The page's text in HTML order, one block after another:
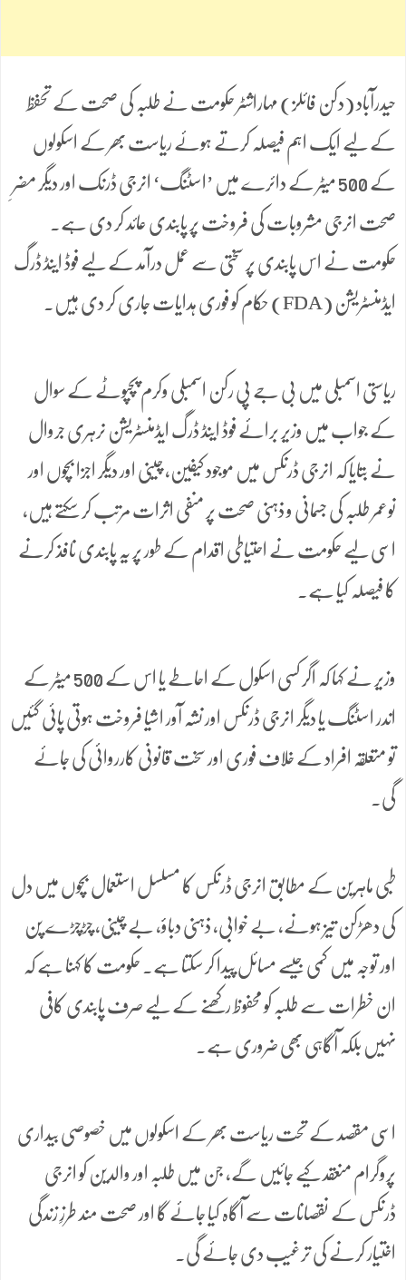
حیدرآباد (دکن فائلز) مہاراشٹر حکومت نے طلبہ کی صحت کے تحفظ
کے لیے ایک اہم فیصلہ کرتے ہوئے ریاست بھر کے اسکولوں
کے 500 میٹر کے دائرے میں ’اسٹنگ‘ انرجی ڈرنک اور دیگر مضرِ
صحت انرجی مشروبات کی فروخت پر پابندی عائد کر دی ہے۔
حکومت نے اس پابندی پر سختی سے عمل درآمد کے لیے فوڈ اینڈ ڈرگ
ایڈمنسٹریشن (FDA) حکام کو فوری ہدایات جاری کر دی ہیں۔
ریاستی اسمبلی میں بی جے پی رکن اسمبلی وکرم پچپوٹے کے سوال
کے جواب میں وزیر برائے فوڈ اینڈ ڈرگ ایڈمنسٹریشن نرہری جروال
نے بتایا کہ انرجی ڈرنکس میں موجود کیفین، چینی اور دیگر اجزا بچوں اور
نوعمر طلبہ کی جسمانی و ذہنی صحت پر منفی اثرات مرتب کر سکتے ہیں،
اسی لیے حکومت نے احتیاطی اقدام کے طور پر یہ پابندی نافذ کرنے
کا فیصلہ کیا ہے۔
وزیر نے کہا کہ اگر کسی اسکول کے احاطے یا اس کے 500 میٹر کے
اندر اسٹنگ یا دیگر انرجی ڈرنکس اور نشہ آور اشیا فروخت ہوتی پائی گئیں
تو متعلقہ افراد کے خلاف فوری اور سخت قانونی کارروائی کی جائے
گی۔
طبی ماہرین کے مطابق انرجی ڈرنکس کا مسلسل استعمال بچوں میں دل
کی دھڑکن تیز ہونے، بے خوابی، ذہنی دباؤ، بے چینی، چڑچڑے پن
اور توجہ میں کمی جیسے مسائل پیدا کر سکتا ہے۔ حکومت کا کہنا ہے کہ
ان خطرات سے طلبہ کو محفوظ رکھنے کے لیے صرف پابندی کافی
نہیں بلکہ آگاہی بھی ضروری ہے۔
اسی مقصد کے تحت ریاست بھر کے اسکولوں میں خصوصی بیداری
پروگرام منعقد کیے جائیں گے، جن میں طلبہ اور والدین کو انرجی
ڈرنکس کے نقصانات سے آگاہ کیا جائے گا اور صحت مند طرزِ زندگی
اختیار کرنے کی ترغیب دی جائے گی۔